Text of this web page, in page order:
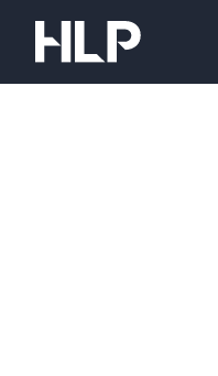
sisältöön